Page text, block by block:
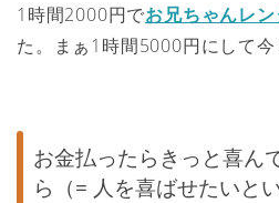
1時間2000円でお兄ちゃんレ
た。まぁ1時間5000円にして
お金払ったらきっと喜ん
ら（= 人を喜ばせたいと